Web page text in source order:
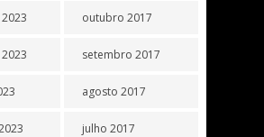
outubro 2017
setembro 2017
agosto 2017
julho 2017